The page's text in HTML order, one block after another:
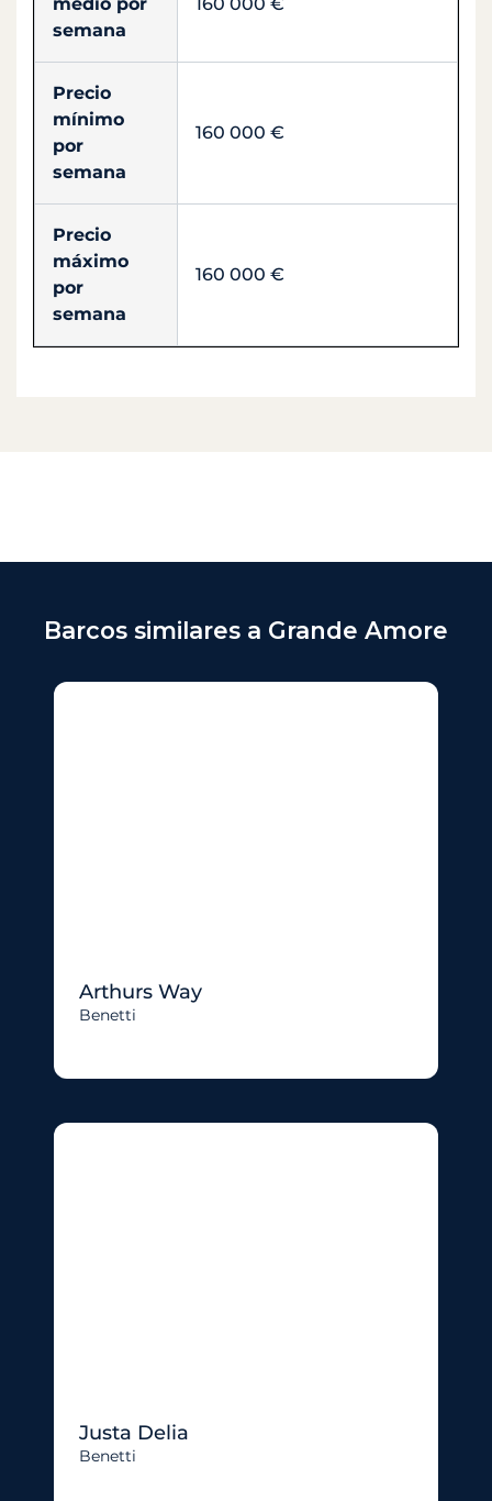
medio por
semana
160 000 €
Precio
mínimo
por
semana
160 000 €
Precio
máximo
por
semana
160 000 €
Barcos similares a Grande Amore
Arthurs Way
Benetti
Justa Delia
Benetti